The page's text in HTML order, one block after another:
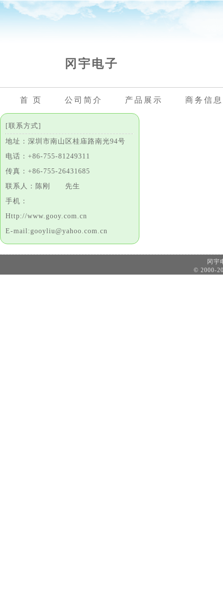
冈宇电子
首 页 公司简介 产品展示 商务信息
[联系方式]
地址：深圳市南山区桂庙路南光94号
电话：+86-755-81249311
传真：+86-755-26431685
联系人：陈刚 先生
手机：
Http://www.gooy.com.cn
E-mail:gooyliu@yahoo.com.cn
冈
© 2000-